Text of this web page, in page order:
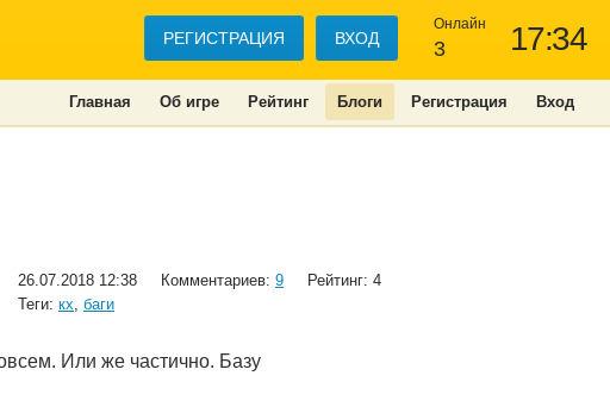
17:34
Онлайн
3
РЕГИСТРАЦИЯ ВХОД
Главная Об игре Рейтинг Блоги Регистрация Вход
26.07.2018 12:38 Комментариев: 9
Рейтинг: 4
Теги: кх, баги
Или же частично. Базу